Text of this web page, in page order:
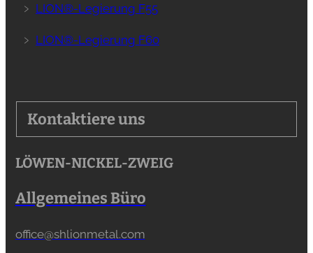
﹥ LION®-Legierung F55
﹥ LION®-Legierung F60
Kontaktiere uns
LÖWEN-NICKEL-ZWEIG
Allgemeines Büro
office@shlionmetal.com